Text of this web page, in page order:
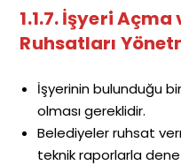
1.1.7. İşyeri Açma
Ruhsatları
İşyerinin bulunduğu
olması gereklidir.
Belediyeler ruhsat
teknik raporlarla